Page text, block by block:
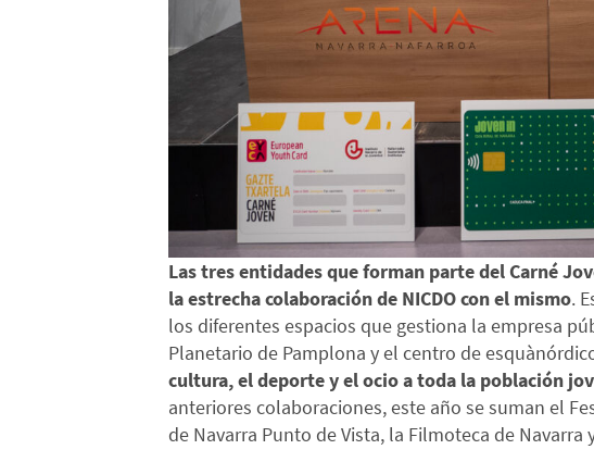
Las tres entidades que forman parte del Carné
la estrecha colaboración de NICDO con el mismo.
los diferentes espacios que gestiona la empresa
Planetario de Pamplona y el centro de
cultura, el deporte y el ocio a toda la población
anteriores colaboraciones, este año se suman el
de Navarra Punto de Vista, la Filmoteca de Navarra